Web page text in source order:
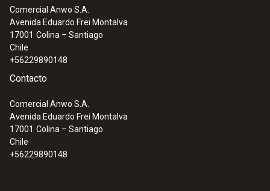
Comercial Anwo S.A.
Avenida Eduardo Frei Montalva
17001 Colina – Santiago
Chile
+56229890148
Contacto
Comercial Anwo S.A.
Avenida Eduardo Frei Montalva
17001 Colina – Santiago
Chile
+56229890148